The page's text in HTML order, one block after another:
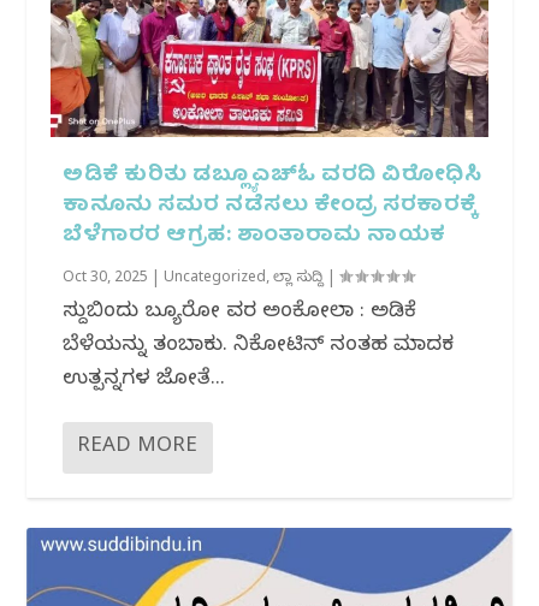
ಅಡಿಕೆ ಕುರಿತು ಡಬ್ಲ್ಯೂಎಚ್ಓ ವರದಿ ವಿರೋಧಿಸಿ
ಕಾನೂನು ಸಮರ ನಡೆಸಲು ಕೇಂದ್ರ ಸರಕಾರಕ್ಕೆ
ಬೆಳೆಗಾರರ ಆಗ್ರಹ: ಶಾಂತಾರಾಮ ನಾಯಕ
Oct 30, 2025 Uncategorized,ಜಿಲ್ಲಾ ಸುದ್ದಿ |
ಸುದ್ದಿಬಿಂದು ಬ್ಯೂರೋ ವರದಿ ಅಂಕೋಲಾ : ಅಡಿಕೆ
ಬೆಳೆಯನ್ನು ತಂಬಾಕು. ನಿಕೋಟಿನ್ ನಂತಹ ಮಾದಕ
ಉತ್ಪನ್ನಗಳ ಜೋತೆ...
READ MORE